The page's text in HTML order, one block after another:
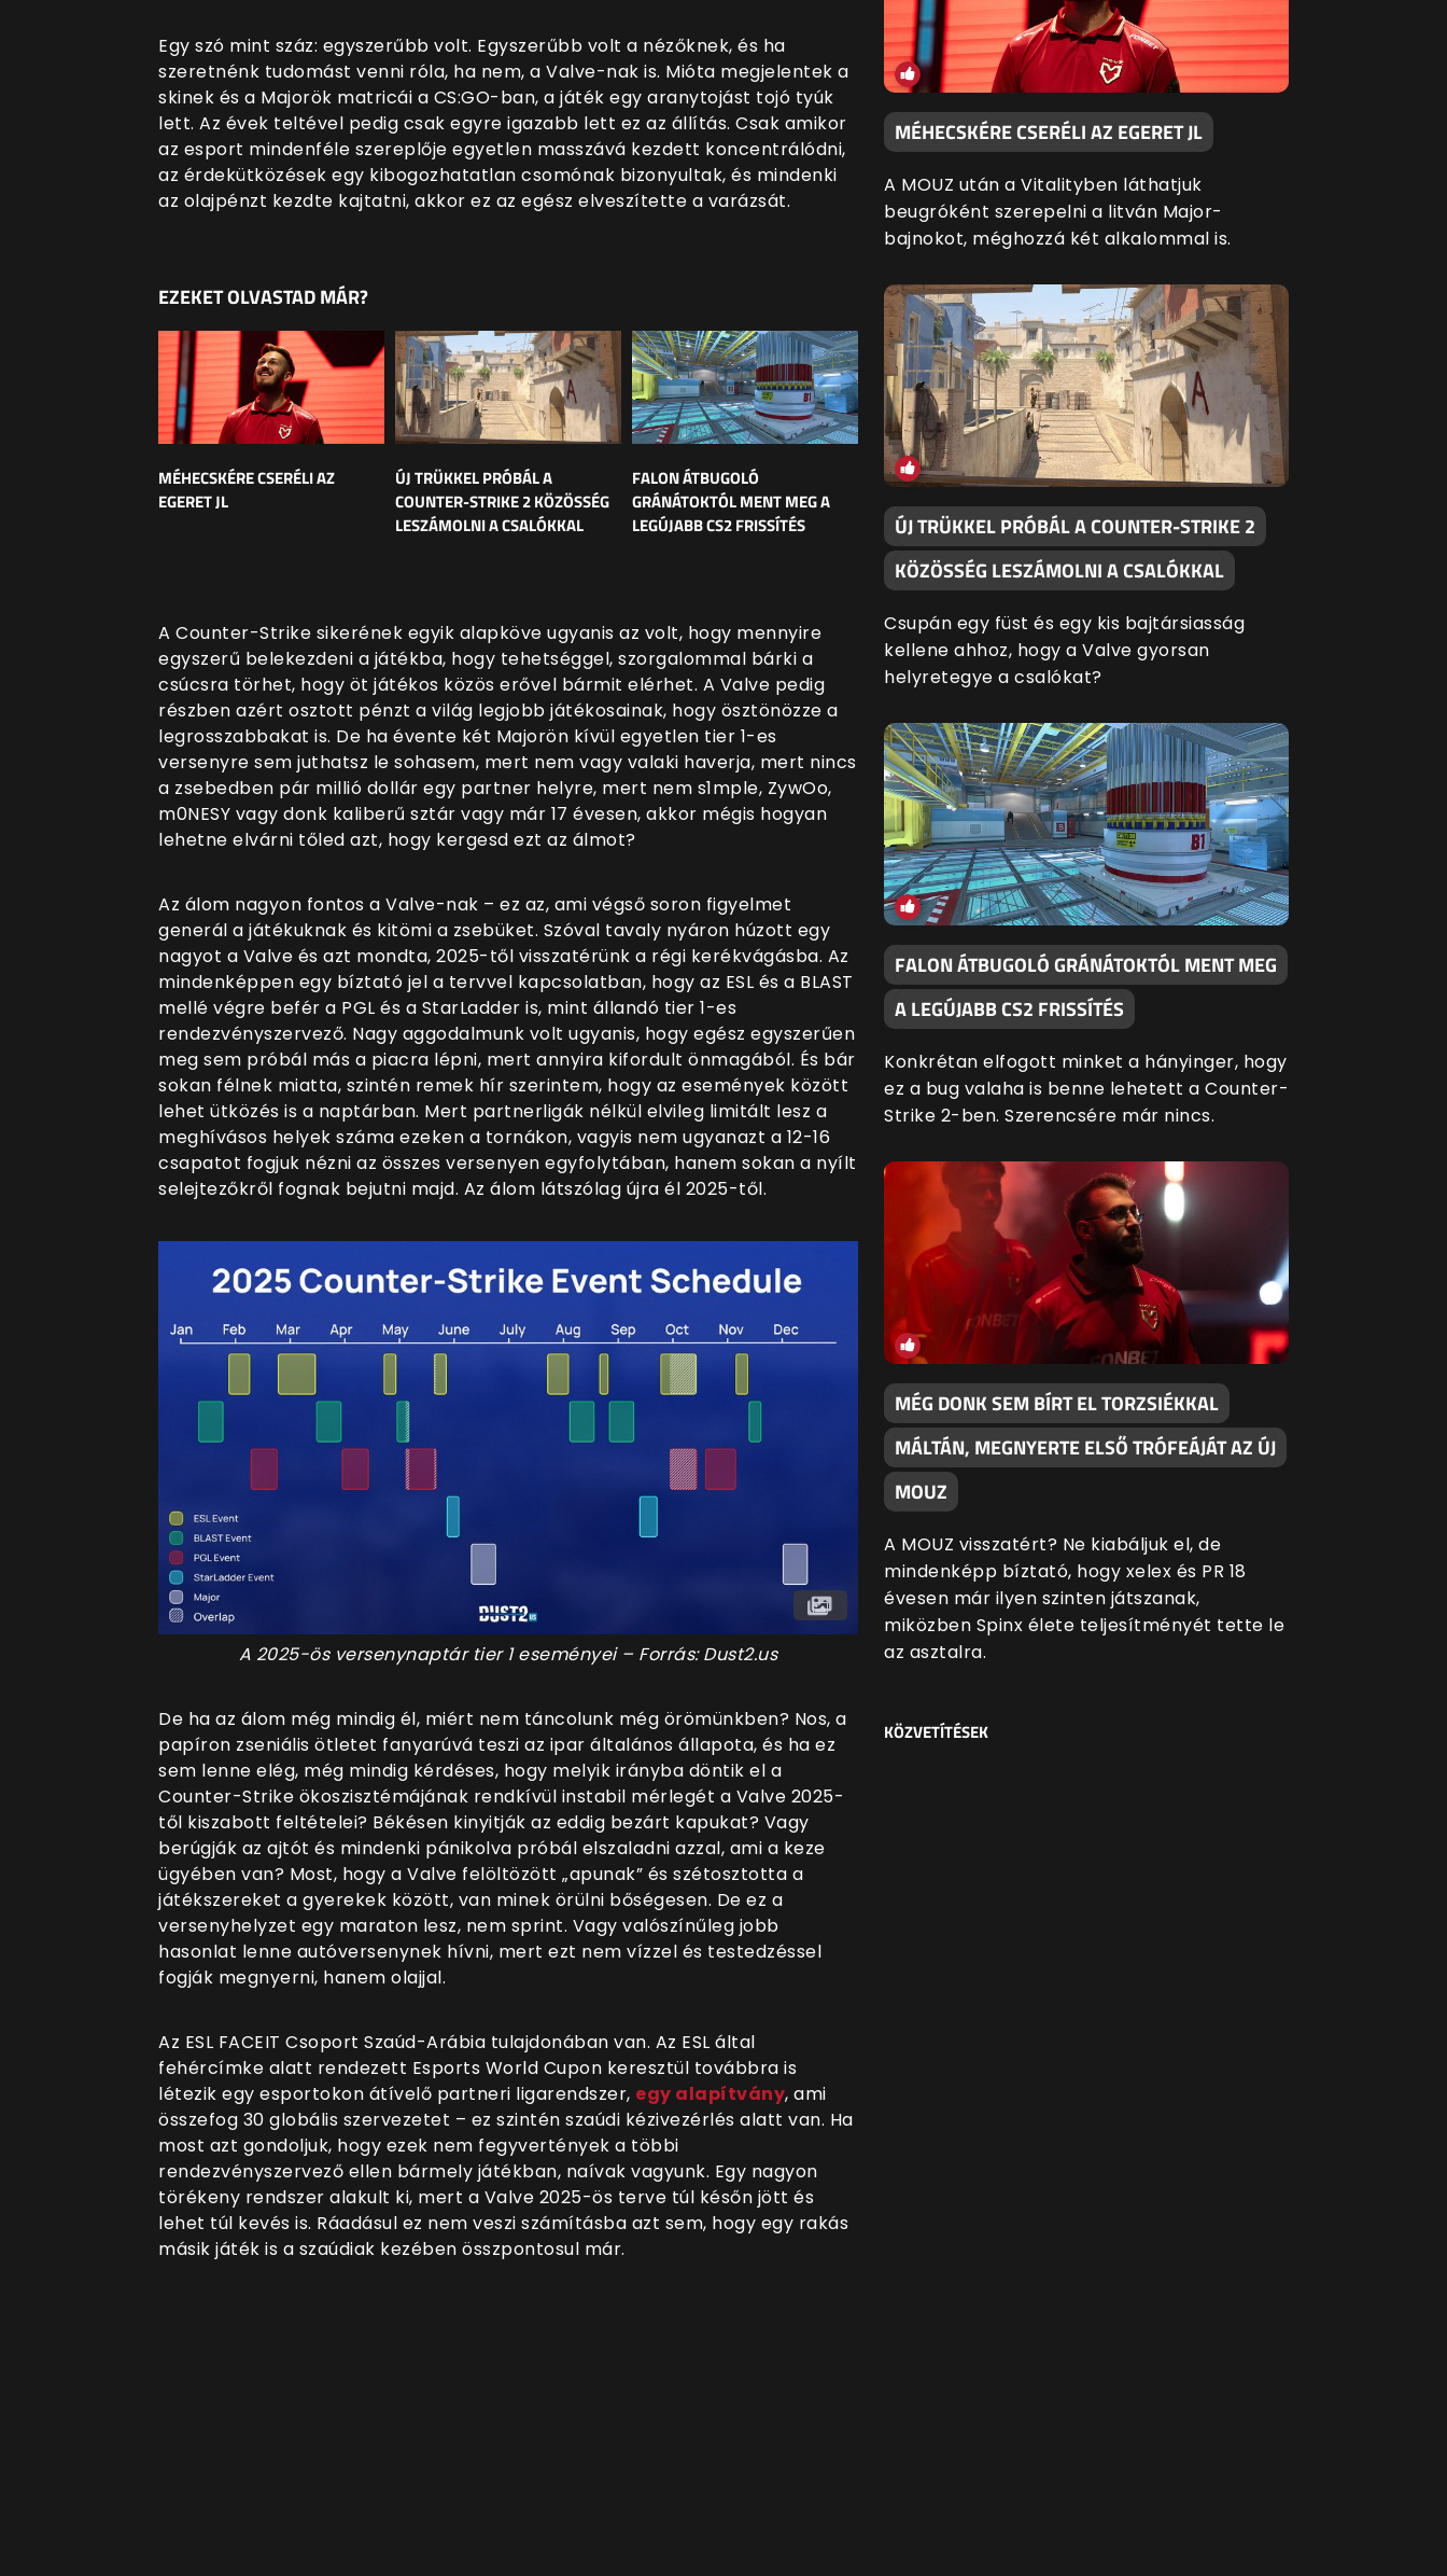
Egy szó mint száz: egyszerűbb volt. Egyszerűbb volt a nézőknek, és ha
szeretnénk tudomást venni róla, ha nem, a Valve-nak is. Mióta megjelentek a
skinek és a Majorök matricái a CS:GO-ban, a játék egy aranytojást tojó tyúk
lett. Az évek teltével pedig csak egyre igazabb lett ez az állítás. Csak amikor
az esport mindenféle szereplője egyetlen masszává kezdett koncentrálódni,
az érdekütközések egy kibogozhatatlan csomónak bizonyultak, és mindenki
az olajpénzt kezdte kajtatni, akkor ez az egész elveszítette a varázsát.
EZEKET OLVASTAD MÁR?
MÉHECSKÉRE CSERÉLI AZ
EGERET JL
ÚJ TRÜKKEL PRÓBÁL A
COUNTER-STRIKE 2 KÖZÖSSÉG
LESZÁMOLNI A CSALÓKKAL
FALON ÁTBUGOLÓ
GRÁNÁTOKTÓL MENT MEG A
LEGÚJABB CS2 FRISSÍTÉS
A Counter-Strike sikerének egyik alapköve ugyanis az volt, hogy mennyire
egyszerű belekezdeni a játékba, hogy tehetséggel, szorgalommal bárki a
csúcsra törhet, hogy öt játékos közös erővel bármit elérhet. A Valve pedig
részben azért osztott pénzt a világ legjobb játékosainak, hogy ösztönözze a
legrosszabbakat is. De ha évente két Majorön kívül egyetlen tier 1-es
versenyre sem juthatsz le sohasem, mert nem vagy valaki haverja, mert nincs
a zsebedben pár millió dollár egy partner helyre, mert nem s1mple, ZywOo,
m0NESY vagy donk kaliberű sztár vagy már 17 évesen, akkor mégis hogyan
lehetne elvárni tőled azt, hogy kergesd ezt az álmot?
Az álom nagyon fontos a Valve-nak – ez az, ami végső soron figyelmet
generál a játékuknak és kitömi a zsebüket. Szóval tavaly nyáron húzott egy
nagyot a Valve és azt mondta, 2025-től visszatérünk a régi kerékvágásba. Az
mindenképpen egy bíztató jel a tervvel kapcsolatban, hogy az ESL és a BLAST
mellé végre befér a PGL és a StarLadder is, mint állandó tier 1-es
rendezvényszervező. Nagy aggodalmunk volt ugyanis, hogy egész egyszerűen
meg sem próbál más a piacra lépni, mert annyira kifordult önmagából. És bár
sokan félnek miatta, szintén remek hír szerintem, hogy az események között
lehet ütközés is a naptárban. Mert partnerligák nélkül elvileg limitált lesz a
meghívásos helyek száma ezeken a tornákon, vagyis nem ugyanazt a 12-16
csapatot fogjuk nézni az összes versenyen egyfolytában, hanem sokan a nyílt
selejtezőkről fognak bejutni majd. Az álom látszólag újra él 2025-től.
A 2025-ös versenynaptár tier 1 eseményei – Forrás: Dust2.us
De ha az álom még mindig él, miért nem táncolunk még örömünkben? Nos, a
papíron zseniális ötletet fanyarúvá teszi az ipar általános állapota, és ha ez
sem lenne elég, még mindig kérdéses, hogy melyik irányba döntik el a
Counter-Strike ökoszisztémájának rendkívül instabil mérlegét a Valve 2025-
től kiszabott feltételei? Békésen kinyitják az eddig bezárt kapukat? Vagy
berúgják az ajtót és mindenki pánikolva próbál elszaladni azzal, ami a keze
ügyében van? Most, hogy a Valve felöltözött „apunak” és szétosztotta a
játékszereket a gyerekek között, van minek örülni bőségesen. De ez a
versenyhelyzet egy maraton lesz, nem sprint. Vagy valószínűleg jobb
hasonlat lenne autóversenynek hívni, mert ezt nem vízzel és testedzéssel
fogják megnyerni, hanem olajjal.
Az ESL FACEIT Csoport Szaúd-Arábia tulajdonában van. Az ESL által
fehércímke alatt rendezett Esports World Cupon keresztül továbbra is
létezik egy esportokon átívelő partneri ligarendszer, egy alapítvány, ami
összefog 30 globális szervezetet – ez szintén szaúdi kézivezérlés alatt van. Ha
most azt gondoljuk, hogy ezek nem fegyvertények a többi
rendezvényszervező ellen bármely játékban, naívak vagyunk. Egy nagyon
törékeny rendszer alakult ki, mert a Valve 2025-ös terve túl későn jött és
lehet túl kevés is. Ráadásul ez nem veszi számításba azt sem, hogy egy rakás
másik játék is a szaúdiak kezében összpontosul már.
MÉHECSKÉRE CSERÉLI AZ EGERET JL
A MOUZ után a Vitalityben láthatjuk
beugróként szerepelni a litván Major-
bajnokot, méghozzá két alkalommal is.
ÚJ TRÜKKEL PRÓBÁL A COUNTER-STRIKE 2
KÖZÖSSÉG LESZÁMOLNI A CSALÓKKAL
Csupán egy füst és egy kis bajtársiasság
kellene ahhoz, hogy a Valve gyorsan
helyretegye a csalókat?
FALON ÁTBUGOLÓ GRÁNÁTOKTÓL MENT MEG
A LEGÚJABB CS2 FRISSÍTÉS
Konkrétan elfogott minket a hányinger, hogy
ez a bug valaha is benne lehetett a Counter-
Strike 2-ben. Szerencsére már nincs.
MÉG DONK SEM BÍRT EL TORZSIÉKKAL
MÁLTÁN, MEGNYERTE ELSŐ TRÓFEÁJÁT AZ ÚJ
MOUZ
A MOUZ visszatért? Ne kiabáljuk el, de
mindenképp bíztató, hogy xelex és PR 18
évesen már ilyen szinten játszanak,
miközben Spinx élete teljesítményét tette le
az asztalra.
KÖZVETÍTÉSEK